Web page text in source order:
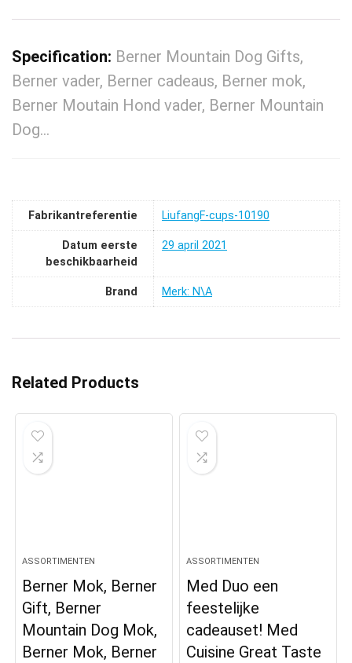
Specification: Berner Mountain Dog Gifts,
Berner vader, Berner cadeaus, Berner mok,
Berner Moutain Hond vader, Berner Mountain
Dog…
Fabrikantreferentie LiufangF-cups-10190
Datum eerste
beschikbaarheid
29 april 2021
Brand Merk: N\A
Related Products
ASSORTIMENTEN
Berner Mok, Berner
Gift, Berner
Mountain Dog Mok,
Berner Mok, Berner
ASSORTIMENTEN
Med Duo een
feestelijke
cadeauset! Med
Cuisine Great Taste